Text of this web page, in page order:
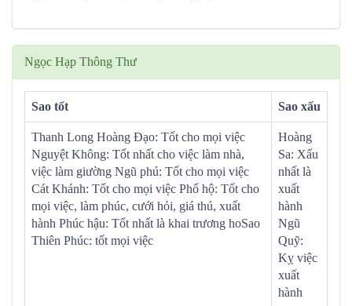
Ngọc Hạp Thông Thư
Sao tốt Sao xấu
Thanh Long Hoàng Đạo: Tốt cho mọi việc
Nguyệt Không: Tốt nhất cho việc làm nhà,
việc làm giường Ngũ phú: Tốt cho mọi việc
Cát Khánh: Tốt cho mọi việc Phổ hộ: Tốt cho
mọi việc, làm phúc, cưới hỏi, giá thú, xuất
hành Phúc hậu: Tốt nhất là khai trương hoSao
Thiên Phúc: tốt mọi việc
Hoàng
Sa: Xấu
nhất là
xuất
hành
Ngũ
Quỹ:
Kỵ việc
xuất
hành